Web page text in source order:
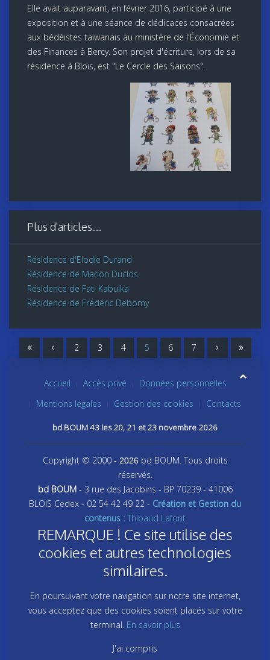
Elle avait auparavant, en février 2016, participé à une
exposition et à une séance de dédicaces consacrées
aux bédéistes taïwanais au ministère de l'Économie et
des Finances à Bercy. Son projet d'écriture, lors de sa
résidence à Blois, est "Le Cercle des Saisons".
Plus d'articles...
Résidence d'Elodie Durand
Résidence de Marion Duclos
Résidence de Fati Kabuika
Résidence de Frédéric Debomy
2 3 4 5 6 7
Accueil Accès privé
Données personnelles
Mentions légales
Gestion des cookies Contacts
bd BOUM 43 les 20, 21 et 23 novembre 2026
Copyright © 2000- 2026 bd BOUM. Tous droits
réservés.
bd BOUM- 3 rue des Jacobins - BP 70239 - 41006
BLOIS Cedex - 02 54 42 49 22 - Création et Gestion du
contenus : Thibaud Lafont
REMARQUE ! Ce site utilise des
cookies et autres technologies
similaires.
En poursuivant votre navigation sur notre site internet,
vous acceptez que des cookies soient placés sur votre
terminal. En savoir plus
J'ai compris